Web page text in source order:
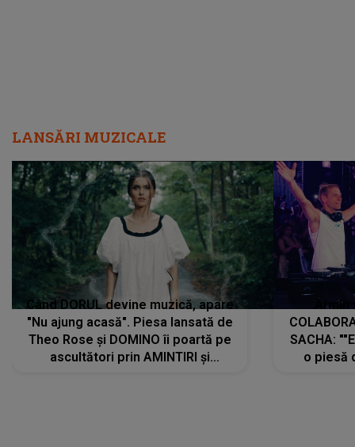
LANSĂRI MUZICALE
Când DORUL devine muzică, apare
"Nu ajung acasă". Piesa lansată de
Theo Rose și DOMINO îi poartă pe
ascultători prin AMINTIRI și
SACHA:
o piesă